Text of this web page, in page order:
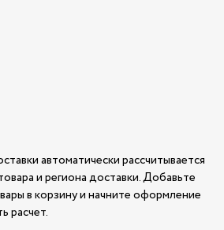
автоматически рассчитывается
и региона доставки. Добавьте
в корзину и начните оформление
расчет.